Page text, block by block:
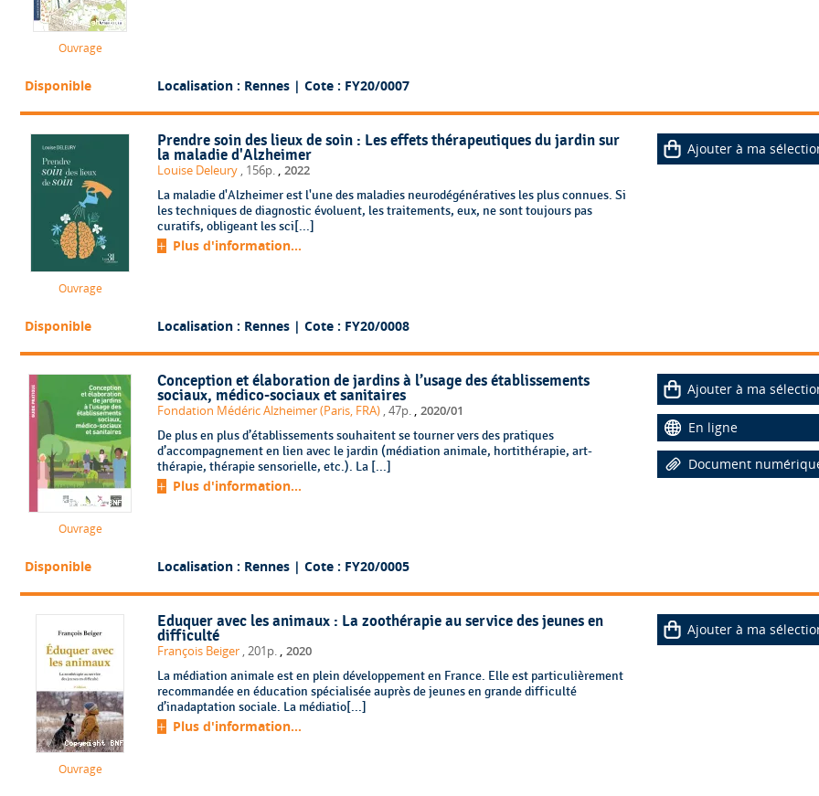
Ouvrage
Disponible Localisation : Rennes | Cote : FY20/0007
Ouvrage
Prendre soin des lieux de soin : Les effets thérapeutiques du jardin sur
la maladie d'Alzheimer
Louise Deleury , 156p. 2022
La maladie d'Alzheimer est l'une des maladies neurodégénératives les plus connues. Si
les techniques de diagnostic évoluent, les traitements, eux, ne sont toujours pas
curatifs, obligeant les sci[...]
Plus d'information...
Ajouter à ma
Disponible Localisation : Rennes | Cote : FY20/0008
Ouvrage
Conception et élaboration de jardins à l’usage des établissements
sociaux, médico-sociaux et sanitaires
Fondation Médéric Alzheimer (Paris, FRA) , 47p. 2020/01
De plus en plus d’établissements souhaitent se tourner vers des pratiques
d’accompagnement en lien avec le jardin (médiation animale, hortithérapie, art-
thérapie, thérapie sensorielle, etc.). La [...]
Plus d'information...
Ajouter à ma
En ligne
Document
Disponible Localisation : Rennes | Cote : FY20/0005
Ouvrage
Eduquer avec les animaux : La zoothérapie au service des jeunes en
difficulté
François Beiger , 201p. 2020
La médiation animale est en plein développement en France. Elle est particulièrement
recommandée en éducation spécialisée auprès de jeunes en grande difficulté
d’inadaptation sociale. La médiatio[...]
Plus d'information...
Ajouter à ma